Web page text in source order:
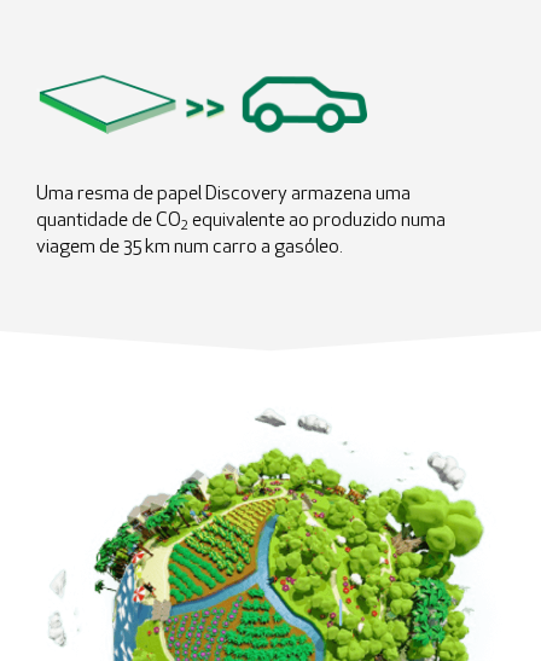
Uma resma de papel Discovery armazena uma
quantidade de CO2 equivalente ao produzido numa
viagem de 35 km num carro a gasóleo.